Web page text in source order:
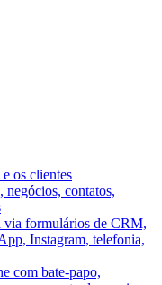
os clientes
negócios, contatos,
via formulários de CRM,
Instagram, telefonia,
com bate-papo,